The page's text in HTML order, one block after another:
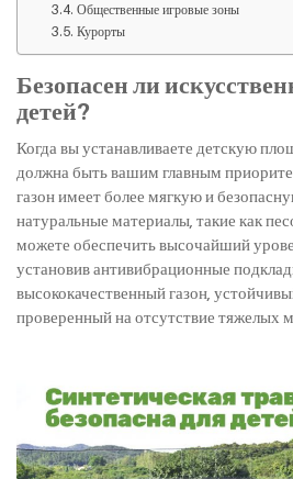
Общественные игровые зоны
Курорты
Безопасен ли
детей?
Когда вы устанавливаете детскую
должна быть вашим главным
газон имеет более мягкую и
натуральные материалы, такие как
можете обеспечить высочайший
установив антивибрационные
высококачественный газон,
проверенный на отсутствие тяжелых